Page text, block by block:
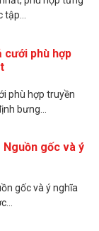
cưới phù hợp
phù hợp truyền
bưng...
Nguồn gốc và ý
gốc và ý nghĩa